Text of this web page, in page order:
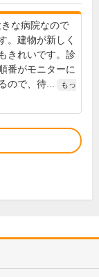
な病院なので
。建物が新しく
きれいです。診
番がモニターに
ので、待...
もっ